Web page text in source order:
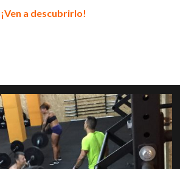
¡Ven a descubrirlo!